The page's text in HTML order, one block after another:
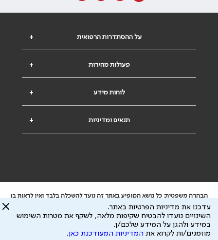
+ על ההסתדרות הרפואית
+ פעולות מהירות
+ לוחות מידע
+ תנאים ומדיניות
הבהרה משפטית: כל נושא המופיע באתר זה נועד להשכלה בלבד ואין לראות בו
ייעוץ רפואי או משפטי. אין הר"י אחראית לתוכן המתפרסם באתר זה ולכל נזק
שעלול להיגרם.
ידוע לי שהר"י אוספת ושומרת מידע אישי לצורך מתן השרות וכי חלק ממנו עשוי
להיות מועבר לצדדים שלישיים, הכל בכפוף למדיניות הפרטיות
עדכנו את מדיניות הפרטיות באתר.
השינויים נועדו להבטיח שקיפות מלאה, לשקף את מטרות השימוש
במידע ולהגן על המידע שלכם/ן.
מוזמנים/ות לקרוא את המדיניות המעודכנת כאן.